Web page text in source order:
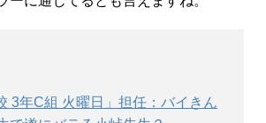
3年C組 火曜日」担任：バイきん